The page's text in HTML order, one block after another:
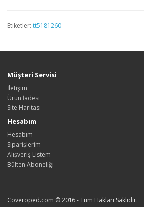
Etiketler: tt5181260
Müşteri Servisi
İletişim
Ürün İadesi
Site Haritası
Hesabım
Hesabım
Siparişlerim
Alışveriş Listem
Bülten Aboneliği
Coveroped.com © 2016 - Tüm Hakları Saklıdır.